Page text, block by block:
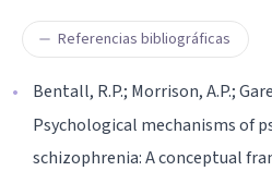
Referencias bibliográficas
Bentall, R.P.; Morrison, A.P.;
Psychological mechanisms of
schizophrenia: A conceptual